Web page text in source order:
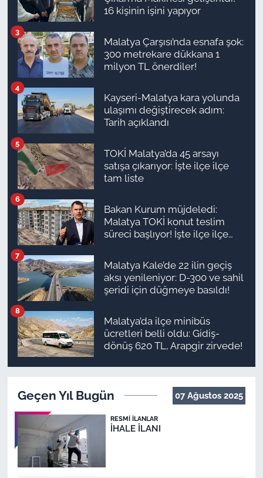
16 kişinin işini yapıyor
Malatya Çarşısı’nda esnafa şok:
300 metrekare dükkana 1
milyon TL önerdiler!
3
Kayseri-Malatya kara yolunda
ulaşımı değiştirecek adım:
Tarih açıklandı
4
TOKİ Malatya’da 45 arsayı
satışa çıkarıyor: İşte ilçe ilçe
tam liste
5
Bakan Kurum müjdeledi:
Malatya TOKİ konut teslim
süreci başlıyor! İşte ilçe ilçe
planı
6
Malatya Kale’de 22 ilin geçiş
aksı yenileniyor: D-300 ve sahil
şeridi için düğmeye basıldı!
7
Malatya’da ilçe minibüs
ücretleri belli oldu: Gidiş-
dönüş 620 TL, Arapgir zirvede!
8
Geçen Yıl Bugün 07 Ağustos 2025
RESMI İLANLAR
İHALE İLANI